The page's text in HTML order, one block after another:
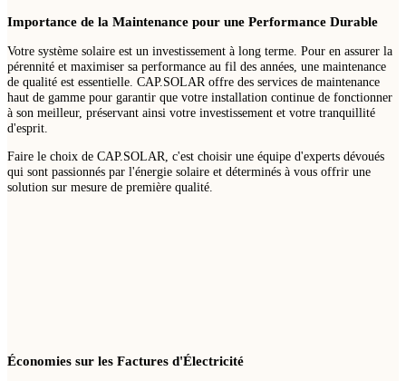
Importance de la Maintenance pour une Performance Durable
Votre système solaire est un investissement à long terme. Pour en assurer la
pérennité et maximiser sa performance au fil des années, une maintenance
de qualité est essentielle. CAP.SOLAR offre des services de maintenance
haut de gamme pour garantir que votre installation continue de fonctionner
à son meilleur, préservant ainsi votre investissement et votre tranquillité
d'esprit.
Faire le choix de CAP.SOLAR, c'est choisir une équipe d'experts dévoués
qui sont passionnés par l'énergie solaire et déterminés à vous offrir une
solution sur mesure de première qualité.
Économies sur les Factures d'Électricité